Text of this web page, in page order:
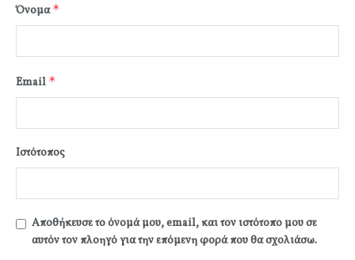
Όνομα*
Email *
Ιστότοπος
Αποθήκευσε το όνομά μου, email, και τον ιστότοπο μου σε
αυτόν τον πλοηγό για την επόμενη φορά που θα σχολιάσω.